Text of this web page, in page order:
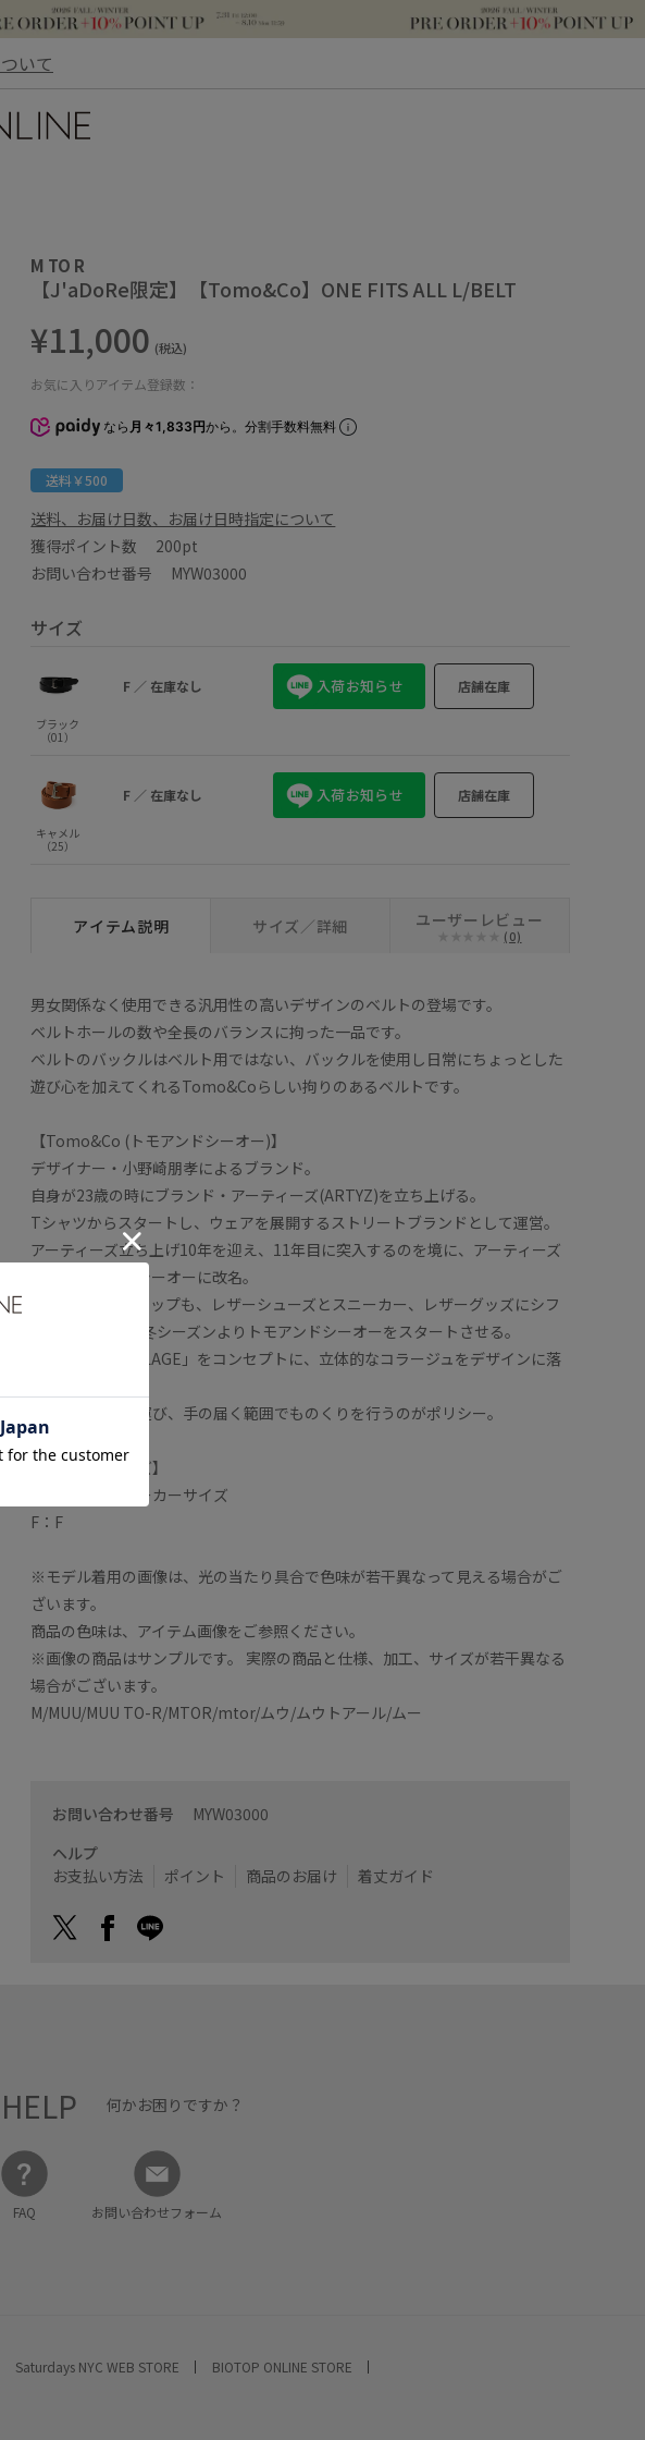
いて
M TO R
【J'aDoRe限定】【Tomo&Co】ONE FITS ALL L/BELT
¥11,000 (税込)
お気に入りアイテム登録数：
なら 月々1,833円から。分割手数料無料
送料￥500
送料、お届け日数、お届け日時指定について
獲得ポイント数 200pt
お問い合わせ番号 MYW03000
サイズ
ブラック
（01）
F ／ 在庫なし 入荷お知らせ 店舗在庫
キャメル
（25）
F ／ 在庫なし 入荷お知らせ 店舗在庫
アイテム説明 サイズ／詳細 ユーザーレビュー
(0)
男女関係なく使用できる汎用性の高いデザインのベルトの登場です。
ベルトホールの数や全長のバランスに拘った一品です。
ベルトのバックルはベルト用ではない、バックルを使用し日常にちょっとした
遊び心を加えてくれるTomo&Coらしい拘りのあるベルトです。
【Tomo&Co (トモアンドシーオー)】
デザイナー・小野崎朋孝によるブランド。
自身が23歳の時にブランド・アーティーズ(ARTYZ)を立ち上げる。
Tシャツからスタートし、ウェアを展開するストリートブランドとして運営。
アーティーズ立ち上げ10年を迎え、11年目に突入するのを境に、アーティーズ
からトモアンドシーオーに改名。
アイテムラインナップも、レザーシューズとスニーカー、レザーグッズにシフ
トし、2014年秋冬シーズンよりトモアンドシーオーをスタートさせる。
「A PAIR BRICOLAGE」をコンセプトに、立体的なコラージュをデザインに落
直接工場に足を運び、手の届く範囲でものくりを行うのがポリシー。
【メーカーサイズ】
弊社サイズ：メーカーサイズ
F：F
※モデル着用の画像は、光の当たり具合で色味が若干異なって見える場合がご
ざいます。
商品の色味は、アイテム画像をご参照ください。
※画像の商品はサンプルです。 実際の商品と仕様、加工、サイズが若干異なる
場合がございます。
M/MUU/MUU TO-R/MTOR/mtor/ムウ/ムウトアール/ムー
お問い合わせ番号 MYW03000
ヘルプ
お支払い方法
ポイント 商品のお届け 着丈ガイド
HELP 何かお困りですか？
FAQ お問い合わせフォーム
Saturdays NYC WEB STORE
BIOTOP ONLINE STORE